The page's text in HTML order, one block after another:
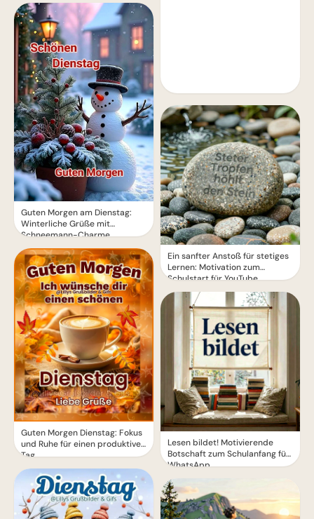
Guten Morgen am Dienstag:
Winterliche Grüße mit
Schneemann-Charme
Guten Morgen Dienstag: Fokus
und Ruhe für einen produktiven
Tag.
Ein sanfter Anstoß für stetiges
Lernen: Motivation zum
Schulstart für YouTube.
Lesen bildet! Motivierende
Botschaft zum Schulanfang für
WhatsApp